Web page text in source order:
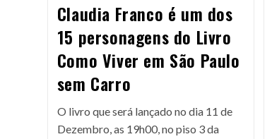
Claudia Franco é um dos
15 personagens do Livro
Como Viver em São Paulo
sem Carro
O livro que será lançado no dia 11 de
Dezembro, as 19h00, no piso 3 da